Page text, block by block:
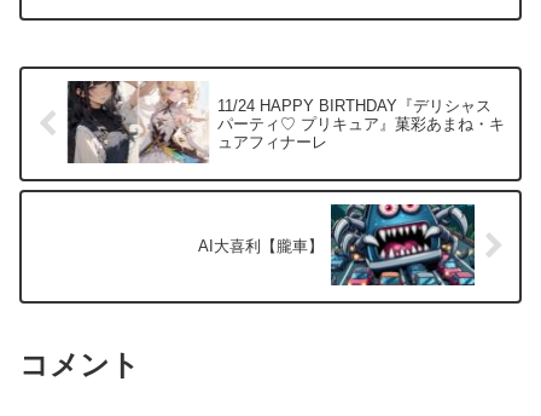
11/24 HAPPY BIRTHDAY『デリシャス
パーティ♡ プリキュア』菓彩あまね・キ
ュアフィナーレ
AI大喜利【朧車】
コメント